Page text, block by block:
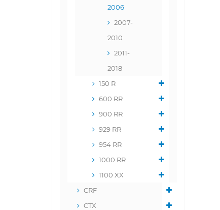
2006
2007-
2010
2011-
2018
150 R
600 RR
900 RR
929 RR
954 RR
1000 RR
1100 XX
CRF
CTX